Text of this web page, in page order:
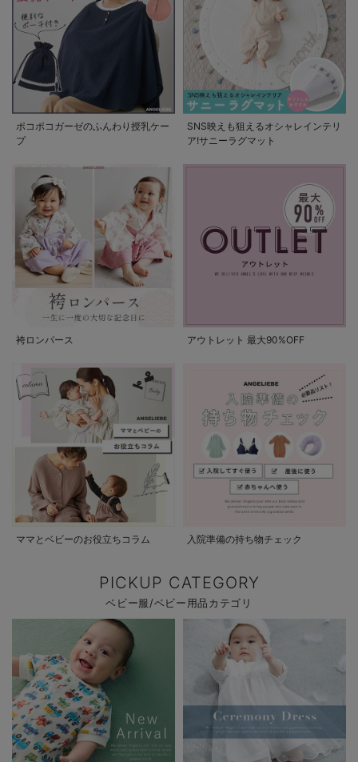
ポコポコガーゼのふんわり授乳ケー
プ
SNS映えも狙えるオシャレインテリ
ア!サニーラグマット
袴ロンパース アウトレット 最大90%OFF
ママとベビーのお役立ちコラム 入院準備の持ち物チェック
PICKUP CATEGORY
ベビー服/ベビー用品カテゴリ